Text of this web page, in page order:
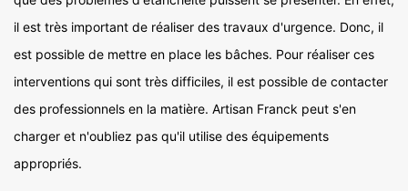
il est très important de réaliser des travaux d'urgence. Donc, il
est possible de mettre en place les bâches. Pour réaliser ces
interventions qui sont très difficiles, il est possible de contacter
des professionnels en la matière. Artisan Franck peut s'en
charger et n'oubliez pas qu'il utilise des équipements
appropriés.